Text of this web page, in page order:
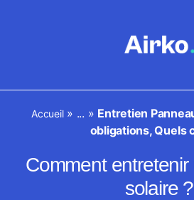
Accueil» ... » Entretien
obligations, Quels
Comment
solaire ?